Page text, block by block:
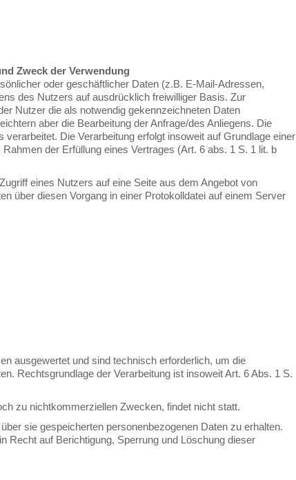
Zweck der Verwendung
oder geschäftlicher Daten (z.B. E-Mail-Adressen,
des Nutzers auf ausdrücklich freiwilliger Basis. Zur
Nutzer die als notwendig gekennzeichneten Daten
aber die Bearbeitung der Anfrage/des Anliegens. Die
Die Verarbeitung erfolgt insoweit auf Grundlage einer
der Erfüllung eines Vertrages (Art. 6 abs. 1 S. 1 lit. b
eines Nutzers auf eine Seite aus dem Angebot von
über diesen Vorgang in einer Protokolldatei auf einem Server
ausgewertet und sind technisch erforderlich, um die
Rechtsgrundlage der Verarbeitung ist insoweit Art. 6 Abs. 1 S.
zu nichtkommerziellen Zwecken, findet nicht statt.
sie gespeicherten personenbezogenen Daten zu erhalten.
Recht auf Berichtigung, Sperrung und Löschung dieser